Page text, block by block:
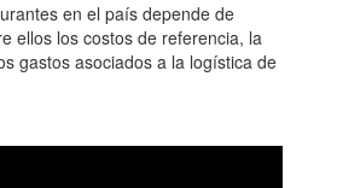
en el país depende de
ellos los costos de referencia, la
gastos asociados a la logística de